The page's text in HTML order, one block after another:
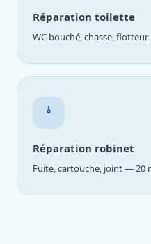
Réparation toilette
WC bouché, chasse,
Réparation robinet
Fuite, cartouche, joint — 20